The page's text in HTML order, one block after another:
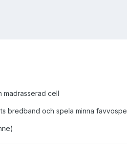
madrasserad cell
bredband och spela minna